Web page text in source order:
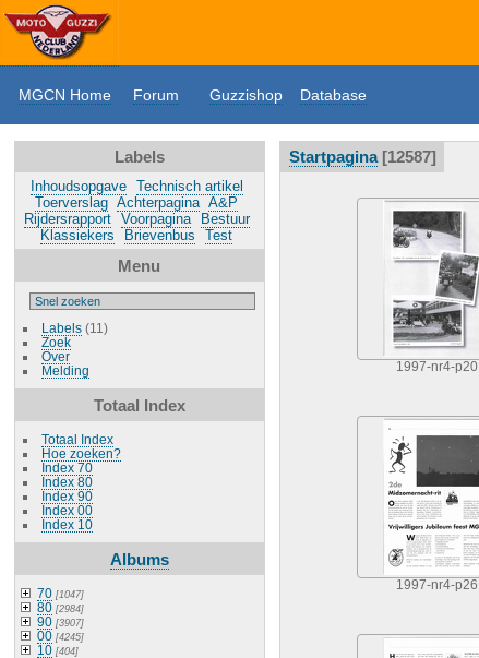
MGCN Home Forum Guzzishop Database
Labels
Inhoudsopgave
Technisch artikel
Toerverslag Achterpagina A&P
Rijdersrapport
Voorpagina
Bestuur
Klassiekers
Brievenbus Test
Menu
Labels(11)
Zoek
Over
Melding
Totaal Index
Totaal Index
Hoe zoeken?
Index 70
Index 80
Index 90
Index 00
Index 10
Albums
70[1047]
80[2984]
90[3907]
00[4245]
10[404]
Startpagina 12587
1997-nr4-p20
1997-nr4-p26